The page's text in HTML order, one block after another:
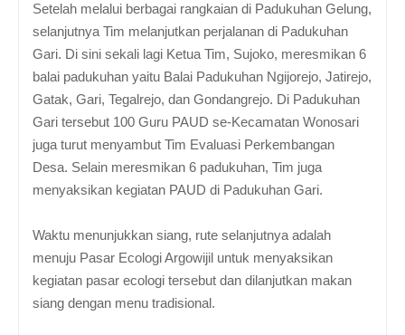
Setelah melalui berbagai rangkaian di Padukuhan Gelung,
selanjutnya Tim melanjutkan perjalanan di Padukuhan
Gari. Di sini sekali lagi Ketua Tim, Sujoko, meresmikan 6
balai padukuhan yaitu Balai Padukuhan Ngijorejo, Jatirejo,
Gatak, Gari, Tegalrejo, dan Gondangrejo. Di Padukuhan
Gari tersebut 100 Guru PAUD se-Kecamatan Wonosari
juga turut menyambut Tim Evaluasi Perkembangan
Desa. Selain meresmikan 6 padukuhan, Tim juga
menyaksikan kegiatan PAUD di Padukuhan Gari.
Waktu menunjukkan siang, rute selanjutnya adalah
menuju Pasar Ecologi Argowijil untuk menyaksikan
kegiatan pasar ecologi tersebut dan dilanjutkan makan
siang dengan menu tradisional.